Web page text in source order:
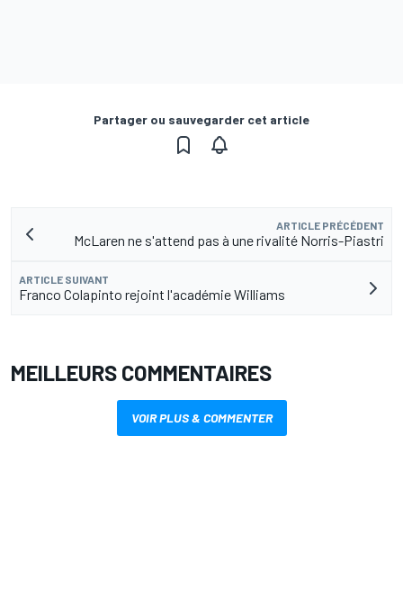
Partager ou sauvegarder cet article
ARTICLE PRÉCÉDENT
McLaren ne s'attend pas à une rivalité Norris-Piastri
ARTICLE SUIVANT
Franco Colapinto rejoint l'académie Williams
MEILLEURS COMMENTAIRES
VOIR PLUS & COMMENTER